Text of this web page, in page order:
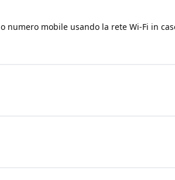
mobile usando la rete Wi-Fi in